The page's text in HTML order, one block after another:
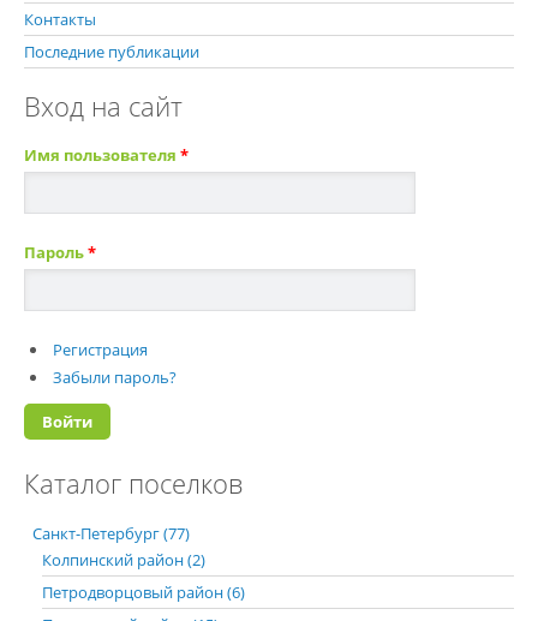
Контакты
Последние публикации
Вход на сайт
Имя пользователя *
Пароль*
Регистрация
Забыли пароль?
Каталог поселков
Санкт-Петербург (77)
Колпинский район (2)
Петродворцовый район (6)